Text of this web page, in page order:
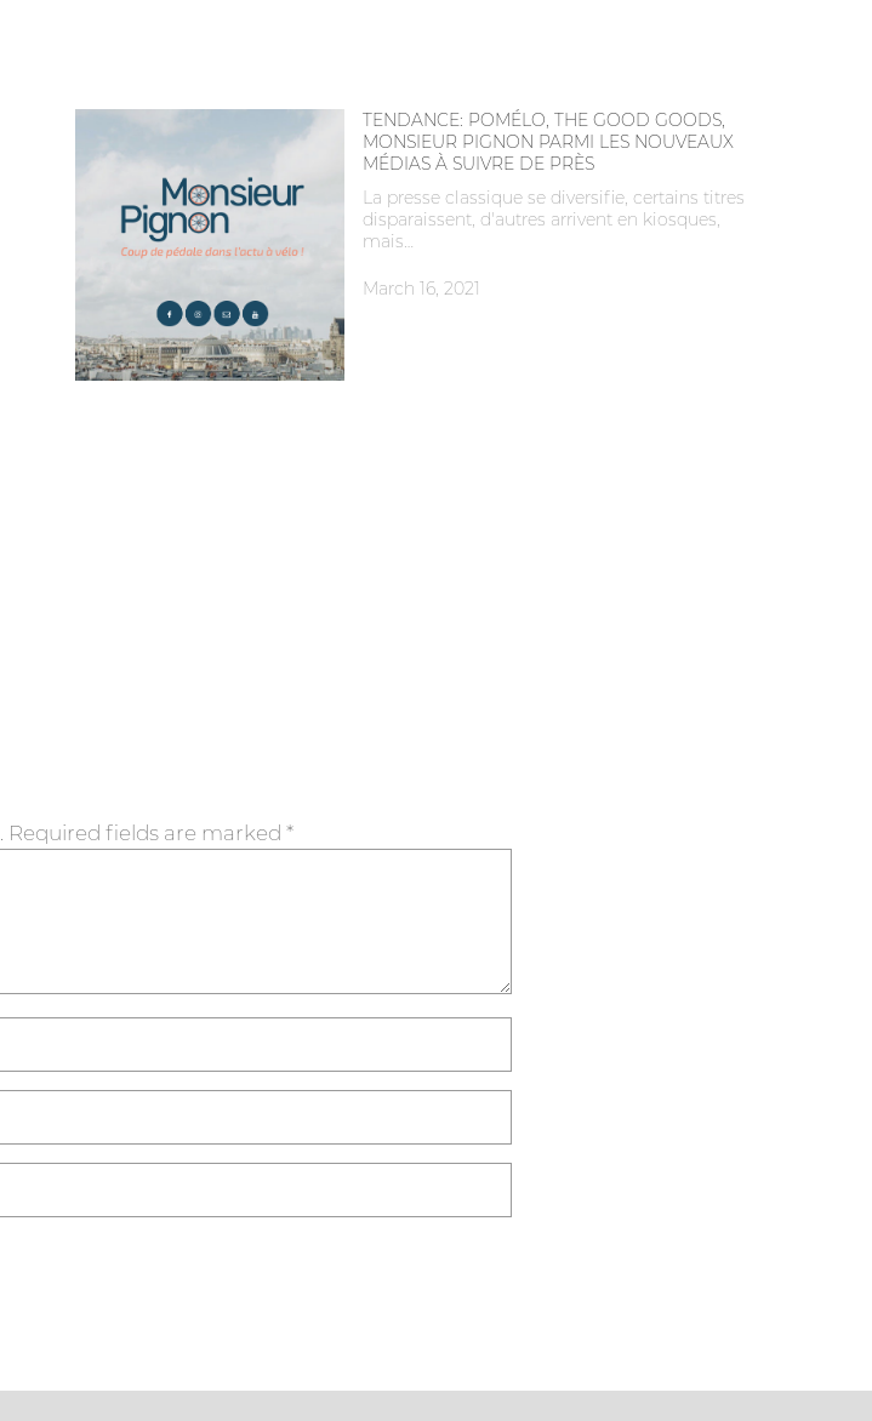
TENDANCE: POMÉLO, THE GOOD GOODS,
MONSIEUR PIGNON PARMI LES NOUVEAUX
MÉDIAS À SUIVRE DE PRÈS
La presse classique se diversifie, certains titres
disparaissent, d'autres arrivent en kiosques,
mais…
March 16, 2021
Required fields are marked *